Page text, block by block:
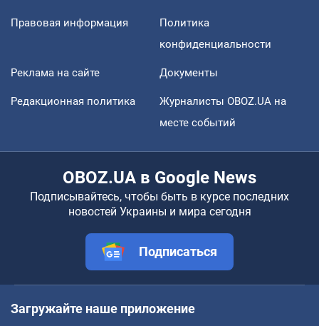
Правовая информация
Политика
конфиденциальности
Реклама на сайте Документы
Редакционная политика
Журналисты OBOZ.UA на
месте событий
OBOZ.UA в Google News
Подписывайтесь, чтобы быть в курсе последних
новостей Украины и мира сегодня
Подписаться
Загружайте наше приложение